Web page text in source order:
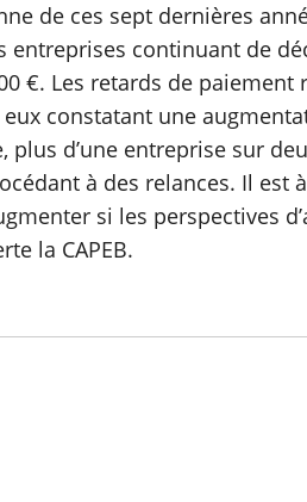
de ces sept dernières
entreprises continuant de
€. Les retards de paiement
constatant une
d’une entreprise sur
à des relances. Il est
si les perspectives
la CAPEB.